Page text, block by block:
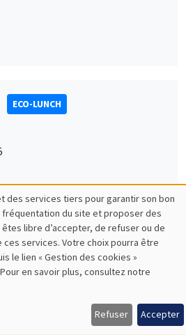
ECO-LUNCH
Decisions: Field and
des services tiers pour garantir son bon
du site et proposer des
libre d’accepter, de refuser ou de
ces services. Votre choix pourra être
le lien « Gestion des cookies »
en savoir plus, consultez notre
Refuser Accepter